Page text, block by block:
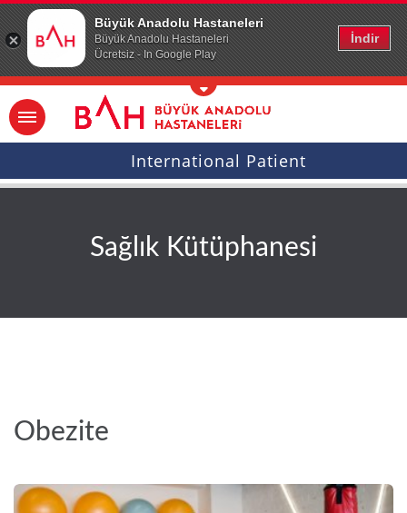
Büyük Anadolu Hastaneleri
Büyük Anadolu Hastaneleri
Ücretsiz - In Google Play
İndir
Ana icerige atla
International Patient
Sağlık Kütüphanesi
Obezite